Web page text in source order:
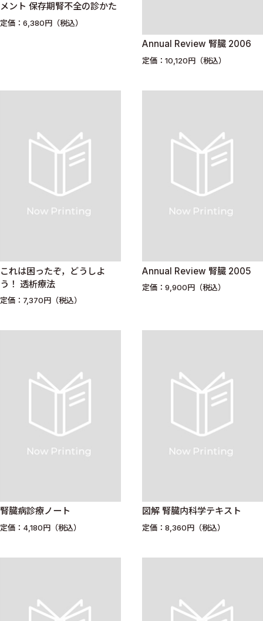
メント 保存期腎不全の診かた
定価：6,380円（税込）
Annual Review 腎臓 2006
定価：10,120円（税込）
これは困ったぞ，どうしよ
う！ 透析療法
定価：7,370円（税込）
Annual Review 腎臓 2005
定価：9,900円（税込）
腎臓病診療ノート
定価：4,180円（税込）
図解 腎臓内科学テキスト
定価：8,360円（税込）